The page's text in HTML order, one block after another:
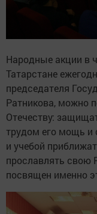
Народные акции в
Татарстане
председателя
Ратникова, можно
Отечеству:
трудом его мощь и
и учебой
прославлять свою
посвящен именно